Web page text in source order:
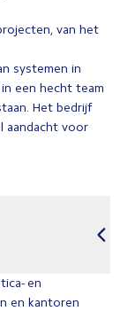
van het
systemen in
een hecht team
Het bedrijf
aandacht voor
en
en kantoren